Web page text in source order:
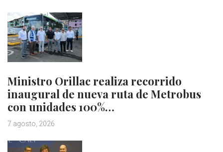
Ministro Orillac realiza recorrido
inaugural de nueva ruta de Metrobus
con unidades 100%…
7 agosto, 2026